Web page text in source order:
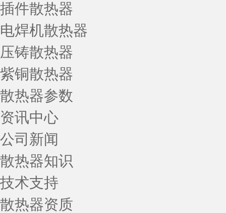
插件散热器
电焊机散热器
压铸散热器
紫铜散热器
散热器参数
资讯中心
公司新闻
散热器知识
技术支持
散热器资质